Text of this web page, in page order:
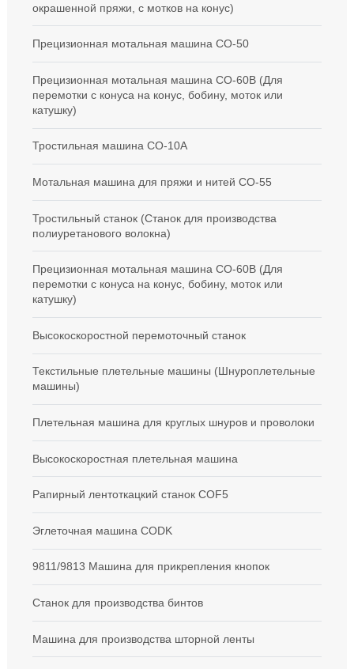
окрашенной пряжи, с мотков на конус)
Прецизионная мотальная машина СО-50
Прецизионная мотальная машина CO-60B (Для
перемотки с конуса на конус, бобину, моток или
катушку)
Тростильная машина CO-10A
Мотальная машина для пряжи и нитей CO-55
Тростильный станок (Станок для производства
полиуретанового волокна)
Прецизионная мотальная машина CO-60B (Для
перемотки с конуса на конус, бобину, моток или
катушку)
Высокоскоростной перемоточный станок
Текстильные плетельные машины (Шнуроплетельные
машины)
Плетельная машина для круглых шнуров и проволоки
Высокоскоростная плетельная машина
Рапирный лентоткацкий станок COF5
Эглеточная машина CODK
9811/9813 Машина для прикрепления кнопок
Станок для производства бинтов
Машина для производства шторной ленты